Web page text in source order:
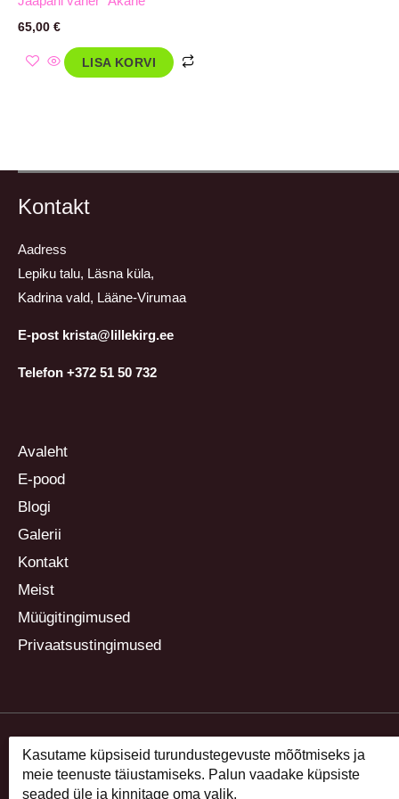
65,00 €
LISA KORVI
Kontakt
Aadress
Lepiku talu, Läsna küla,
Kadrina vald, Lääne-Virumaa
E-post krista@lillekirg.ee
Telefon +372 51 50 732
Avaleht
E-pood
Blogi
Galerii
Kontakt
Meist
Müügitingimused
Privaatsustingimused
Kasutame küpsiseid turundustegevuste mõõtmiseks ja
meie teenuste täiustamiseks. Palun vaadake küpsiste
seaded üle ja kinnitage oma valik.